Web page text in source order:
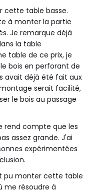
cette table basse.
à monter la partie
Je remarque déjà
la table
table de ce prix, je
bois en perforant de
avait déjà été fait aux
serait facilité,
le bois au passage
compte que les
assez grande. J'ai
expérimentées
pu monter cette table
me résoudre à